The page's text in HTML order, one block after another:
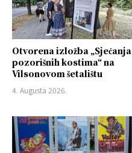
Otvorena izložba „Sjećanja
pozorišnih kostima“ na
Vilsonovom šetalištu
4. Augusta 2026.